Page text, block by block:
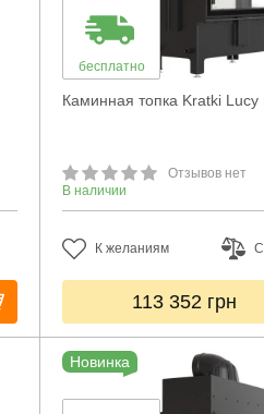
бесплатно
Каминная топка Kratki Lucy
Отзывов нет
В наличии
К желаниям
113 352 грн
Новинка